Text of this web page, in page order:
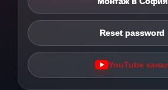
Reset password
YouTube